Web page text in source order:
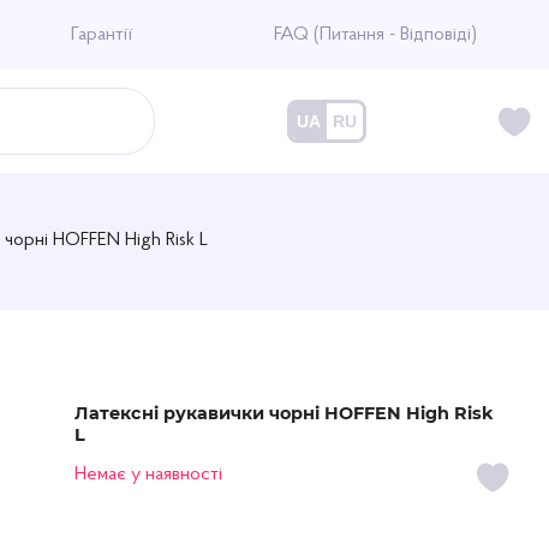
Гарантії FAQ (Питання - Відповіді)
UA RU
HOFFEN High Risk L
Латексні рукавички чорні HOFFEN High Risk
L
Немає у наявності